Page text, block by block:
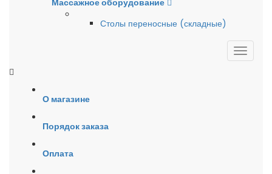
Массажное оборудование
Столы переносные (складные)
О магазине
Порядок заказа
Оплата